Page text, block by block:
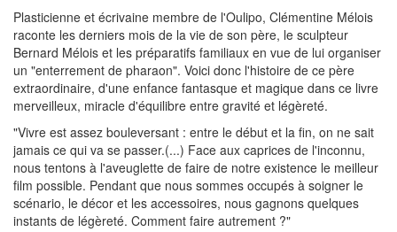
Plasticienne et écrivaine membre de l'Oulipo, Clémentine Mélois
raconte les derniers mois de la vie de son père, le sculpteur
Bernard Mélois et les préparatifs familiaux en vue de lui organiser
un "enterrement de pharaon". Voici donc l'histoire de ce père
extraordinaire, d'une enfance fantasque et magique dans ce livre
merveilleux, miracle d'équilibre entre gravité et légèreté.
"Vivre est assez bouleversant : entre le début et la fin, on ne sait
jamais ce qui va se passer.(...) Face aux caprices de l'inconnu,
nous tentons à l'aveuglette de faire de notre existence le meilleur
film possible. Pendant que nous sommes occupés à soigner le
scénario, le décor et les accessoires, nous gagnons quelques
instants de légèreté. Comment faire autrement ?"